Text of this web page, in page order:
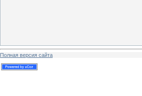
Полная версия сайта